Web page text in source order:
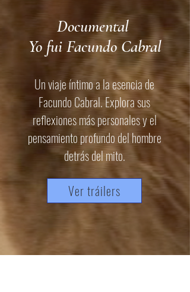
Documental
Yo fui Facundo Cabral
Un viaje íntimo a la esencia de
Facundo Cabral. Explora sus
reflexiones más personales y el
pensamiento profundo del hombre
detrás del mito.
Ver tráilers